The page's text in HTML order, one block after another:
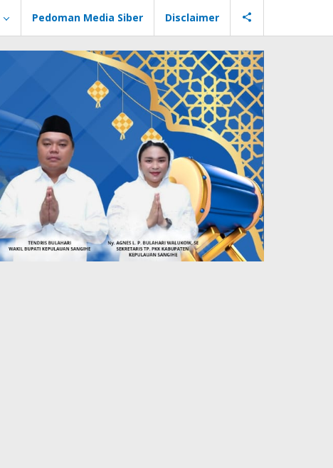
Pedoman Media Siber Disclaimer